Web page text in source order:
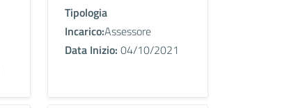
Tipologia
Incarico:Assessore
Data Inizio: 04/10/2021